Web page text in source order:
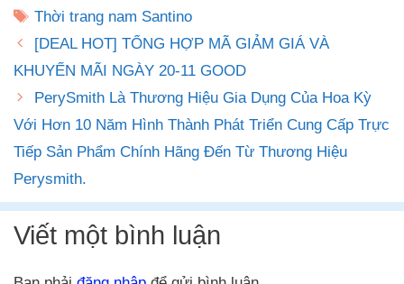
mục
Thẻ
Thời trang nam Santino
[DEAL HOT] TỔNG HỢP MÃ GIẢM GIÁ VÀ
KHUYẾN MÃI NGÀY 20-11 GOOD
PerySmith Là Thương Hiệu Gia Dụng Của Hoa Kỳ
Với Hơn 10 Năm Hình Thành Phát Triển Cung Cấp Trực
Tiếp Sản Phẩm Chính Hãng Đến Từ Thương Hiệu
Perysmith.
Viết một bình luận